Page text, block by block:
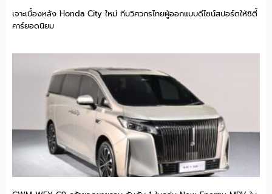
เจาะเบื้องหลัง Honda City ใหม่ ทีมวิศวกรไทยผู้ออกแบบดีไซน์สปอร์ตให้ซิตี้
คาร์ยอดนิยม